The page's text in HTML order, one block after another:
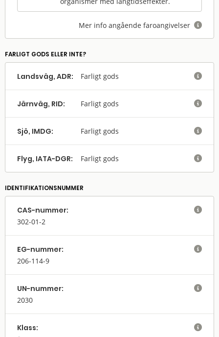
Mer info angående faroangivelser 
FARLIGT GODS ELLER INTE?
Landsväg, ADR: Farligt gods 
Järnväg, RID: Farligt gods 
Sjö, IMDG: Farligt gods 
Flyg, IATA-DGR: Farligt gods 
IDENTIFIKATIONSNUMMER
CAS-nummer:
302-01-2

EG-nummer:
206-114-9

UN-nummer:
2030

Klass: 